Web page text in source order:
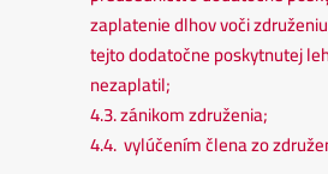
zaplatenie dlhov voči
tejto dodatočne poskytnutej
nezaplatil;
4.3. zánikom združenia;
4.4. vylúčením člena zo